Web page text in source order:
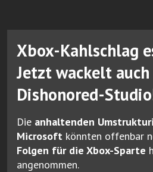
Xbox-Kahlschlag
Jetzt wackelt auch
Dishonored-
Die anhaltenden
Microsoft könnten offenbar
Folgen für die Xbox-Sparte
angenommen.